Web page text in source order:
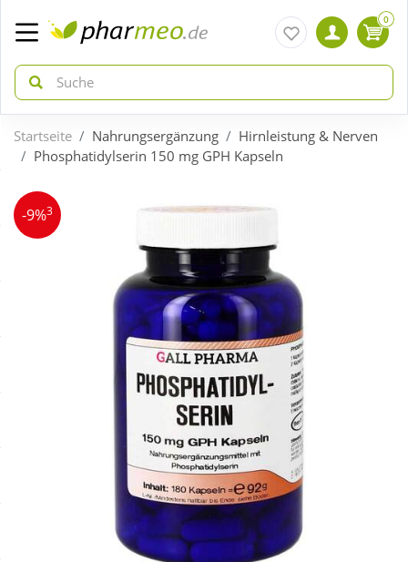
zurück
ÜBERSICHT AKTIONEN
zurück
ÜBERSICHT KATEGORIEN
Körperpflege & Kosmetik
0
Startseite Nahrungsergänzung
Hirnleistung & Nerven
Phosphatidylserin 150 mg GPH Kapseln
-9%3